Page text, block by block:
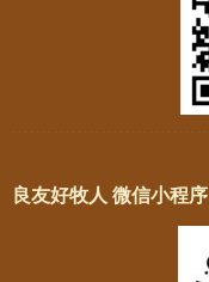
良友好牧人 微信小程序